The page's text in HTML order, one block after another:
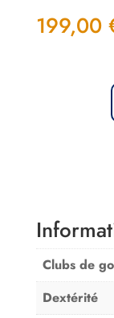
199,00
9.5
SR
Clubs de
Dextérité